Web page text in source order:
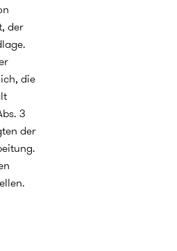
der
die
3
der